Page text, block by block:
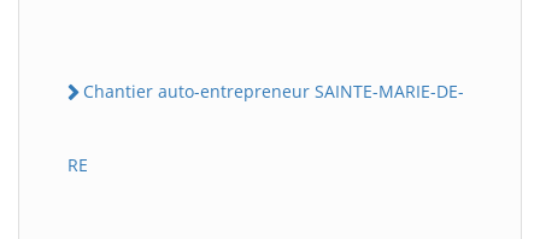
Chantier auto-entrepreneur SAINTE-MARIE-DE-
RE